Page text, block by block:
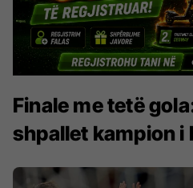
Finale me tetë
shpallet kampion i